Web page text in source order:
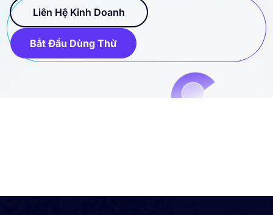
Liên Hệ Kinh Doanh
Bắt Đầu Dùng Thử